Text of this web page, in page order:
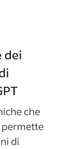
dei
che
di